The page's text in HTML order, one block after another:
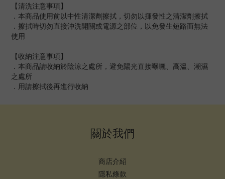
【清洗注意事項】
．本商品使用前以中性清潔劑擦拭，切勿以揮發性之清潔劑擦拭
．擦拭時切勿直接沖洗開關或電源之部位，以免發生短路而無法
使用
【收納注意事項】
．本商品請收納於陰涼之處所，避免陽光直接曝曬、高溫、潮濕
之處所
．用請擦拭後再進行收納
關於我們
商店介紹
隱私條款